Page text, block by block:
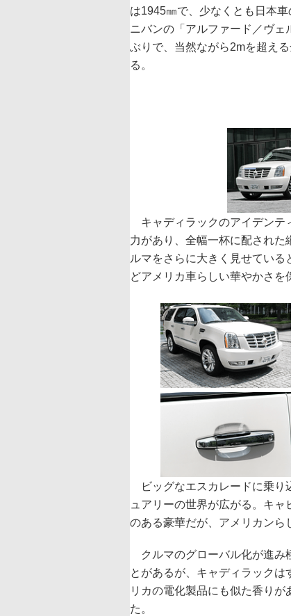
は1945㎜で、少なくとも日本
ニバンの「アルファード／ヴ
ぶりで、当然ながら2mを超え
る。
キャディラックのアイデンテ
力があり、全幅一杯に配された
ルマをさらに大きく見せてい
どアメリカ車らしい華やかさを
ビッグなエスカレードに乗り
ュアリーの世界が広がる。キ
のある豪華だが、アメリカンら
クルマのグローバル化が進み
とがあるが、キャディラック
リカの電化製品にも似た香り
た。